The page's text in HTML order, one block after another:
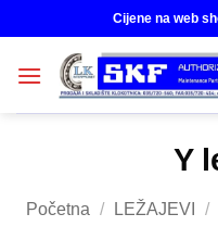
to
content
Cijene na web
Y
Početna / LEŽAJEVI /